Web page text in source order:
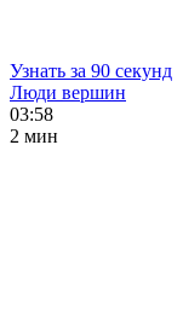
Узнать за 90 секунд
Люди вершин
03:58
2 мин